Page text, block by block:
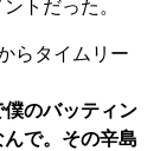
トだった。
らタイムリー
僕のバッティン
で。その辛島